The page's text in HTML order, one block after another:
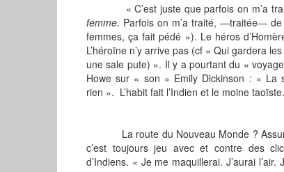
« C’est juste que parfois on m’a
femme. Parfois on m’a traité, —traitée— de
femmes, ça fait pédé »). Le héros
L’héroïne n’y arrive pas (cf « Qui gardera
une sale pute) ». Il y a pourtant du «
Howe sur « son » Emily Dickinson : « La
rien ». L’habit fait l’Indien et le moine
La route du Nouveau Monde ?
c’est toujours jeu avec et contre des
d’Indiens. « Je me maquillerai. J’aurai